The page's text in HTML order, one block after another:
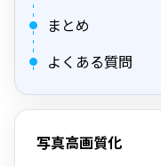
まとめ
よくある質問
写真高画質化